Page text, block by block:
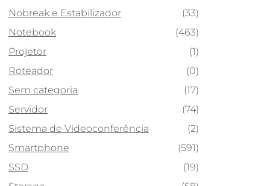
Nobreak e Estabilizador
(33)
Notebook
(463)
Projetor
(1)
Roteador
(0)
Sem categoria
(17)
Servidor
(74)
Sistema de Videoconferência
(2)
Smartphone
(591)
SSD
(19)